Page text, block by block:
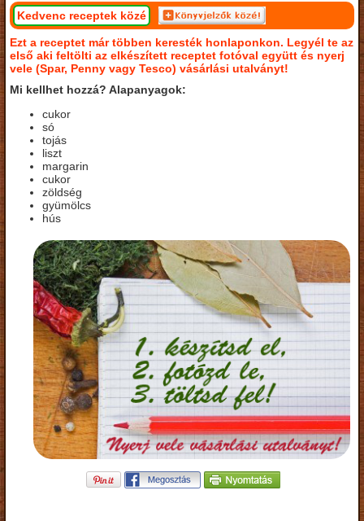
Kedvenc receptek közé
Ezt a receptet már többen keresték honlaponkon. Legyél te az
első aki feltölti az elkészített receptet fotóval együtt és nyerj
vele (Spar, Penny vagy Tesco) vásárlási utalványt!
Mi kellhet hozzá? Alapanyagok:
cukor
só
tojás
liszt
margarin
cukor
zöldség
gyümölcs
hús